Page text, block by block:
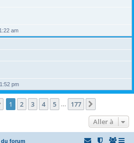
am
pm
Page 1sur177
1 2 3 4 5 177
Aller à
du forum